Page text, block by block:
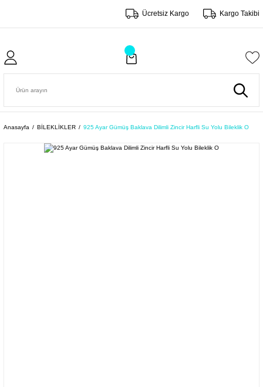
Ücretsiz Kargo Kargo Takibi
Anasayfa BİLEKLİKLER 925 Ayar Gümüş Baklava Dilimli Zincir Harfli Su Yolu Bileklik O